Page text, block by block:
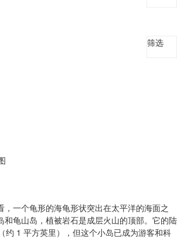
筛选
，一个龟形的海龟形状突出在太平洋的海面之
和龟山岛，植被岩石是成层火山的顶部。它的陆
约 1 平方英里），但这个小岛已成为游客和科